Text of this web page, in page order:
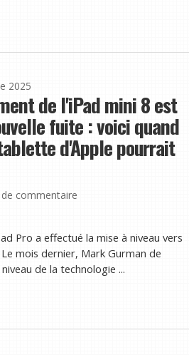
2025
de l'iPad mini 8 est
fuite : voici quand
d'Apple pourrait
de commentaire
Pro a effectué la mise à niveau vers
mois dernier, Mark Gurman de
de la technologie ...